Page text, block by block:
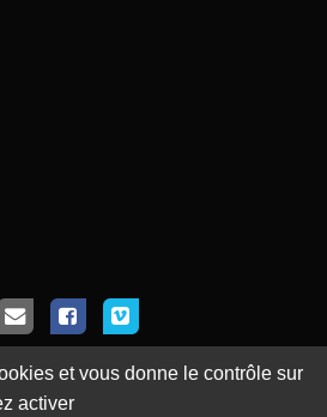
Tous droits réservés.
votre accord avec les
et vous donne le contrôle sur
activer